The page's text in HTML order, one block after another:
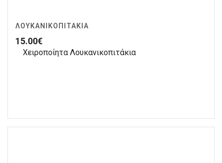
ΛΟΥΚΑΝΙΚΟΠΙΤΆΚΙΑ
15.00€
Χειροποίητα Λουκανικοπιτάκια